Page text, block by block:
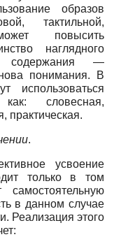
образов
тактильной,
повысить
наглядного
содержания —
понимания. В
использоваться
словесная,
практическая.
.
усвоение
только в том
в данном случае
Реализация этого